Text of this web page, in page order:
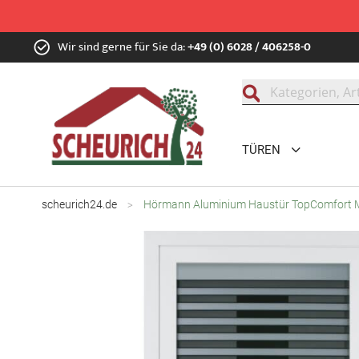
Zum
Inhalt Wir sind gerne für Sie da:+49 (0) 6028 / 406258-0
TÜREN
scheurich24.de Hörmann Aluminium Haustür TopComfort